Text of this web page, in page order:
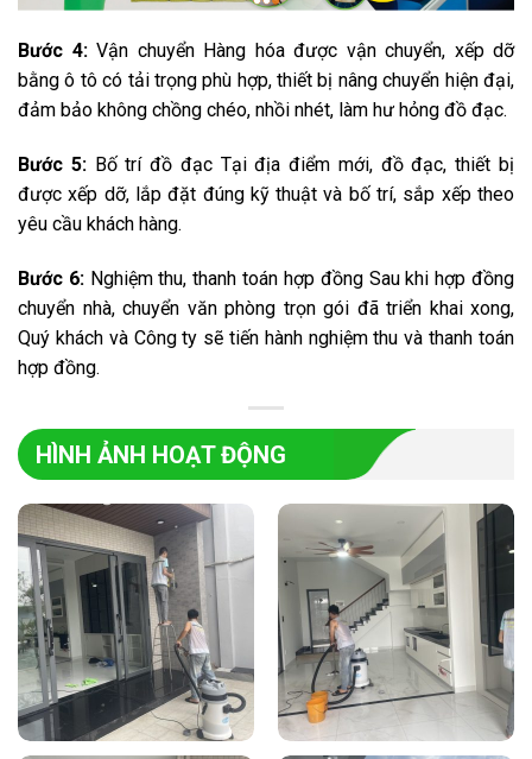
Bước 4:Vận chuyển Hàng hóa được vận chuyển, xếp dỡ
bằng ô tô có tải trọng phù hợp, thiết bị nâng chuyển hiện đại,
đảm bảo không chồng chéo, nhồi nhét, làm hư hỏng đồ đạc.
Bước 5:Bố trí đồ đạc Tại địa điểm mới, đồ đạc, thiết bị
được xếp dỡ, lắp đặt đúng kỹ thuật và bố trí, sắp xếp theo
yêu cầu khách hàng.
Bước 6:Nghiệm thu, thanh toán hợp đồng Sau khi hợp đồng
chuyển nhà, chuyển văn phòng trọn gói đã triển khai xong,
Quý khách và Công ty sẽ tiến hành nghiệm thu và thanh toán
hợp đồng.
HÌNH ẢNH HOẠT ĐỘNG